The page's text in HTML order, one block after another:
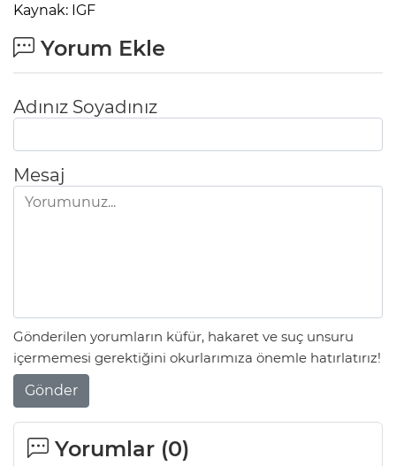
Kaynak: IGF
Yorum Ekle
Adınız Soyadınız
Mesaj
Gönderilen yorumların küfür, hakaret ve suç unsuru
içermemesi gerektiğini okurlarımıza önemle hatırlatırız!
Gönder
Yorumlar (0)